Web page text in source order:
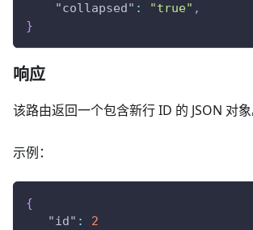
"collapsed" : "true" ,
}
响应
该路由返回一个包含新行 ID 的 JSON 对象
示例：
{
"id" :
2